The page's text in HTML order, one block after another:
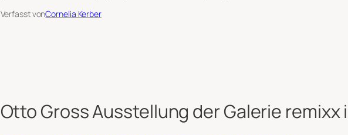
Verfasst vonCornelia Kerber
Otto Gross Ausstellung der Galerie remixx